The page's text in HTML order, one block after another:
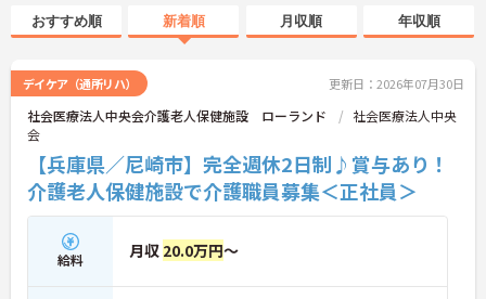
おすすめ順 新着順 月収順 年収順
デイケア（通所リハ） 更新日：2026年07月30日
社会医療法人中央会介護老人保健施設 ローランド
社会医療法人中央
会
【兵庫県／尼崎市】完全週休2日制♪賞与あり！
介護老人保健施設で介護職員募集＜正社員＞
給料 月収 20.0万円～